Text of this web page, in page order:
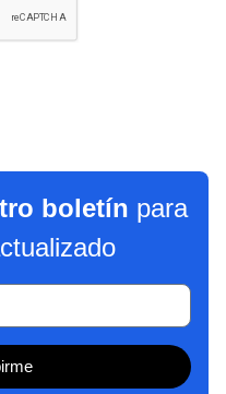
boletín para